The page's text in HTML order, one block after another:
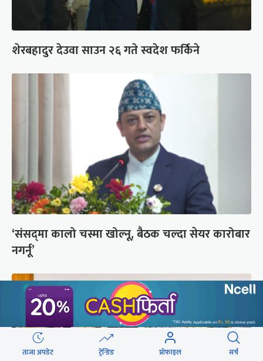
शेरबहादुर देउवा साउन २६ गते स्वदेश फर्किने
‘संसद्‍मा कालो चस्मा खोल्नू, बैठक चल्दा सेयर कारोबार
नगर्नू’
ताजा अपडेट ट्रेन्डिङ प्रोफाइल सर्च